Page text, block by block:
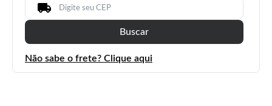
Buscar
Não sabe o frete? Clique aqui